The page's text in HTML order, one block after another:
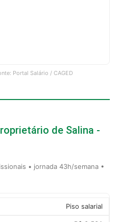
Portal Salário / CAGED
de Salina -
• jornada 43h/semana •
Piso salarial